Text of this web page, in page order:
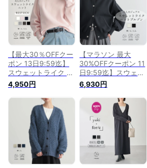
ステル エコ ベーシ
ック タンブラー乾燥
可 25A/W 秋 冬 M L
洗濯可 for/c フォー
シー
テル サスティナブル
エコ 秋 冬 M Lサイ
ズ 洗濯可 for/c フォ
ーシー 楽天room
【最大30％OFFクー
ポン 13日9:59迄】
スウェットライク ニ
ット プルオーバー
レディース トップス
セーター スウェット
クルーネック 長袖
リブ袖 着回し リサ
イクルポリエステル
25S/S 春 秋 冬
M/L/LLサイズ 洗濯
可 for/c フォーシー
楽天room
4,950円
【マラソン 最大
30%OFFクーポン 11
日9:59迄】スウェッ
トライク ニット ブ
ルゾン ジャケット
カーディガン 羽織
レディース トップス
着回し 綿混 リサイ
クルポリエステル エ
コ ベーシック タン
ブラー乾燥可 25A/W
秋 冬 M L 洗濯可
for/c フォーシー
6,930円